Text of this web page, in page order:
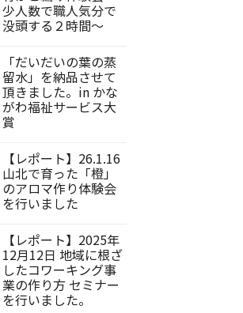
少人数で職人気分で
没頭する２時間～
「だいだいの葉の蒸
留水」を納品させて
頂きました。in かな
がわ福祉サービス大
賞
【レポート】26.1.16
山北で育った「橙」
のアロマ作り体験会
を行いました
【レポート】2025年
12月12日 地域に根ざ
したコワーキング事
業の作り方 セミナー
を行いました。